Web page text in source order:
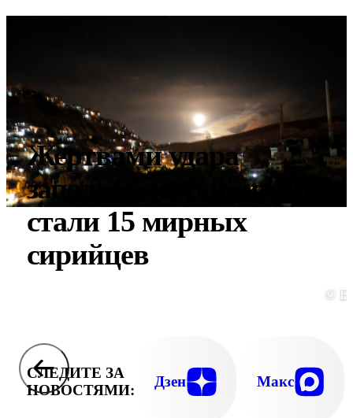
Жертвами удара
западной коалиции
стали 15 мирных
сирийцев
©
СЛЕДИТЕ ЗА
НОВОСТЯМИ:
Дзен Макс